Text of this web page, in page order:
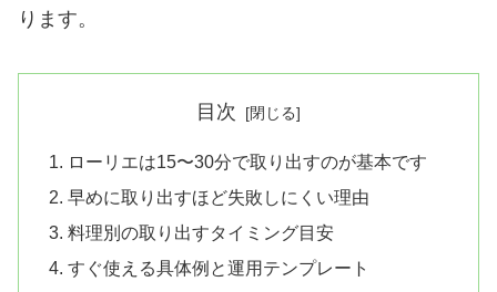
ります。
目次
ローリエは15〜30分で取り出すのが基本です
早めに取り出すほど失敗しにくい理由
料理別の取り出すタイミング目安
すぐ使える具体例と運用テンプレート